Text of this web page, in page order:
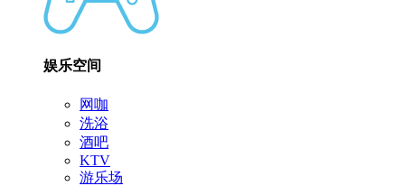
娱乐空间
网咖
洗浴
酒吧
KTV
游乐场